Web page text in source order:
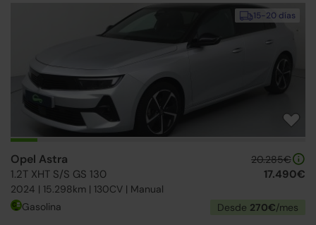
15-20 días
Opel Astra
1.2T XHT S/S GS 130
2024 | 15.298km | 130CV | Manual
20.285€
17.490€
Gasolina Desde 270€/mes